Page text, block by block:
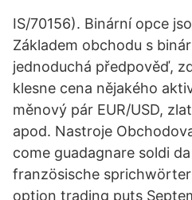
IS/70156). Binární opce
Základem obchodu s
jednoduchá předpověď,
klesne cena nějakého
měnový pár EUR/USD,
apod. Nastroje
come guadagnare soldi
französische
option trading puts